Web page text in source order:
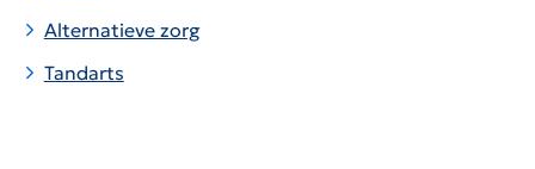
Alternatieve zorg
Tandarts